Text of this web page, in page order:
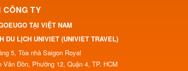
CÔNG TY
TẠI VIỆT NAM
DU LỊCH UNIVIET (UNIVIET TRAVEL)
5, Tòa nhà Saigon Royal
Vân Đồn, Phường 12, Quận 4, TP. HCM